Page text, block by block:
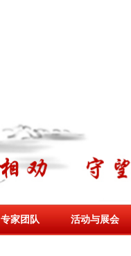
专家团队 活动与展会